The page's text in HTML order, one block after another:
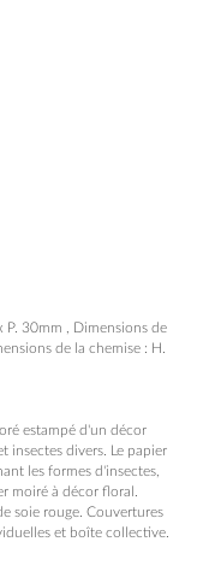
P. 30mm , Dimensions de
de la chemise : H.
estampé d'un décor
insectes divers. Le papier
les formes d'insectes,
moiré à décor floral.
soie rouge. Couvertures
et boîte collective.